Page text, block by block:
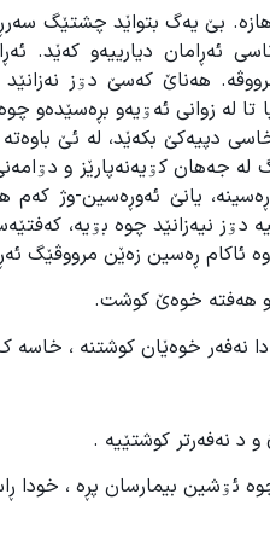
بێ یەگ بتواێد چشتێگ
ئەڕامان دیارییەو کەێد.
هەناێ کەسێ دۊز
تا لە زوانی ئەۊیەو بڕەسێدەو
دپیەکێ بکەێد، لە ئێ
لە جەهان کۊیەنەپارێز و
یانێ ئەوڕەسین-وژ
دۊز نیەزانێد چوە بۊیە،
وە ئاکام ڕەسین زەێن
هەفته خوەێ کوشت.
نەفەر خوەێان کوشتنه ، خاسه
نەفەرتر کوشتێیه .
ئۊشین بیمارسان پڕه ، خودا